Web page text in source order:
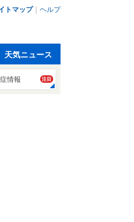
トマップ｜ ヘルプ
天気ニュース
情報 注目